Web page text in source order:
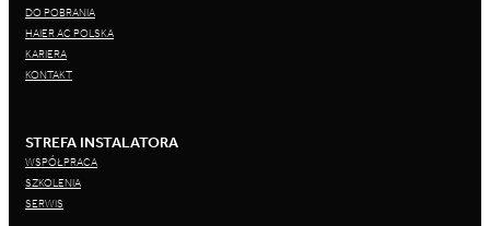
DO POBRANIA
HAIER AC POLSKA
KARIERA
KONTAKT
STREFA INSTALATORA
WSPÓŁPRACA
SZKOLENIA
SERWIS